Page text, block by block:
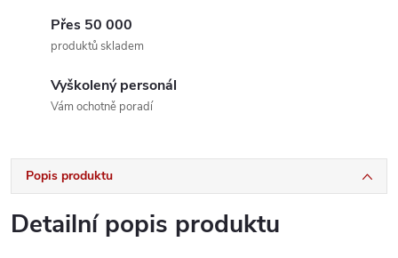
Přes 50 000
produktů skladem
Vyškolený personál
Vám ochotně poradí
Popis produktu
Detailní popis produktu